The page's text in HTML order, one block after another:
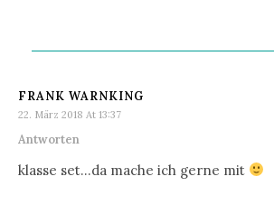
FRANK WARNKING
22. März 2018 At 13:37
Antworten
klasse set…da mache ich gerne mit